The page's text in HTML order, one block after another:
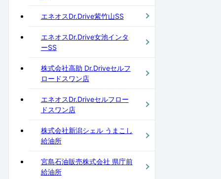
エネオスDr.Drive紫竹山SS
エネオスDr.Drive女池インタ
ーSS
株式会社高助 Dr.Driveセルフ
ロードスワン店
エネオスDr.Driveセルフロー
ドスワン店
株式会社新潟シェル うまこし
給油所
宮島石油販売株式会社 県庁前
給油所